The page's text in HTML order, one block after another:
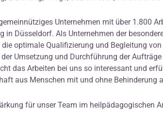
Unternehmen mit über 1.800
in Düsseldorf. Als Unternehmen der
optimale Qualifizierung und Begleitung
der Umsetzung und Durchführung der
das Arbeiten bei uns so interessant und
aus Menschen mit und ohne Behinderung
für unser Team im heilpädagogischen